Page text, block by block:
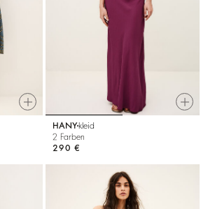
HANY kleid
2 Farben
290 €